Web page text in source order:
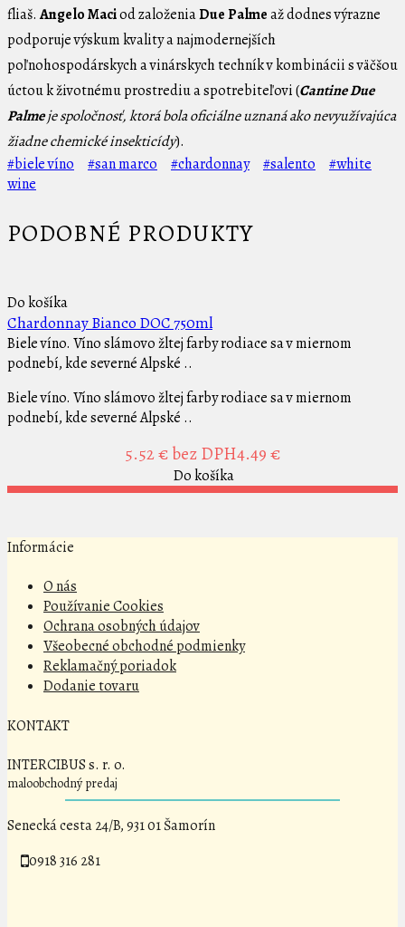
fliaš.Angelo Maciod založeniaDue Palmeaž dodnes výrazne
podporuje výskum kvality a najmodernejších
poľnohospodárskych a vinárskych techník v kombinácii s väčšou
úctou k životnému prostrediu a spotrebiteľovi (Cantine Due
Palmeje spoločnosť, ktorá bola oficiálne uznaná ako nevyužívajúca
žiadne chemické insekticídy).
#biele víno
#san marco #chardonnay #salento
#white
wine
PODOBNÉ PRODUKTY
Do košíka
Chardonnay Bianco DOC 750ml
Biele víno. Víno slámovo žltej farby rodiace sa v miernom
podnebí, kde severné Alpské ..
Biele víno. Víno slámovo žltej farby rodiace sa v miernom
podnebí, kde severné Alpské ..
5.52 €bez DPH4.49 €
Do košíka
Informácie
O nás
Používanie Cookies
Ochrana osobných údajov
Všeobecné obchodné podmienky
Reklamačný poriadok
Dodanie tovaru
KONTAKT
INTERCIBUS s. r. o.
maloobchodný predaj
Senecká cesta 24/B, 931 01 Šamorín
0918 316 281